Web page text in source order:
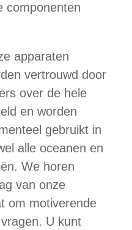
componenten
apparaten
vertrouwd door
over de hele
en worden
gebruikt in
alle oceanen en
We horen
van onze
om motiverende
U kunt